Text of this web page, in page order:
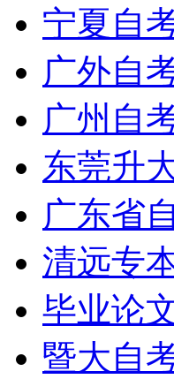
宁夏自
广外自
广州自
东莞升
广东省
清远专
毕业论
暨大自